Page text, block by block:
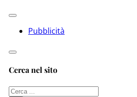
Pubblicità
Cerca nel sito
Cerca